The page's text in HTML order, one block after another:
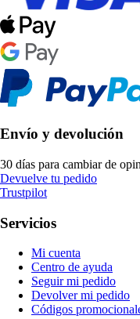
Envío y devolución
30 días para cambiar de
Devuelve tu pedido
Trustpilot
Servicios
Mi cuenta
Centro de ayuda
Seguir mi pedido
Devolver mi pedido
Códigos